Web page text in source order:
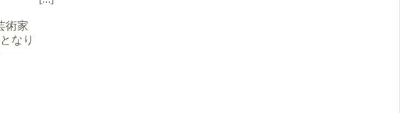
術家
なり